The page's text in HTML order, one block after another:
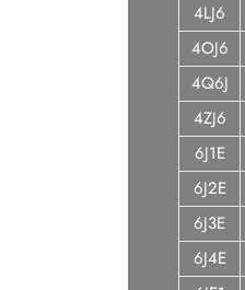
4LJ6
4OJ6
4Q6J
4ZJ6
6J1E
6J2E
6J3E
6J4E